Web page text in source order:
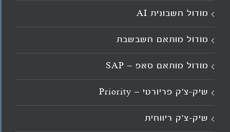
מודול חשבונית AI
מודול מותאם חשבשבת
מודול מותאם סאפ – SAP
שיק-צ'ק פריורטי – Priority
שיק-צ'ק ריווחית